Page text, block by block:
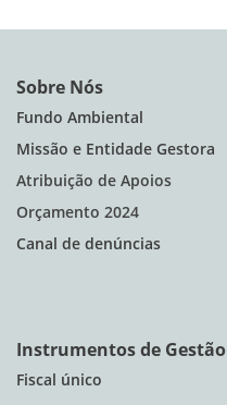
Sobre Nós
Fundo Ambiental
Missão e Entidade Gestora
Atribuição de Apoios
Orçamento 2024
Canal de denúncias
Instrumentos de Gestão
Fiscal único